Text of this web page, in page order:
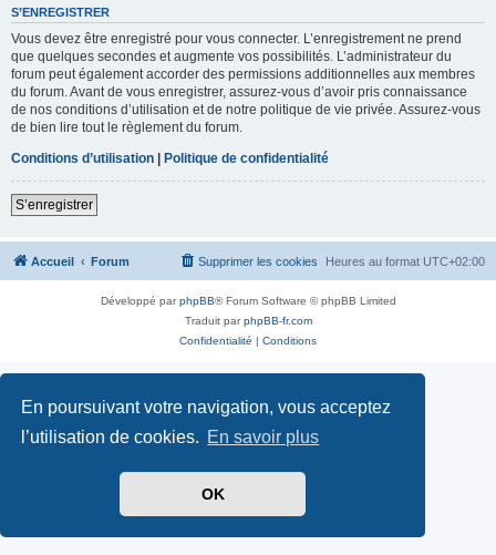
En poursuivant votre navigation, vous acceptez
l’utilisation de cookies. En savoir plus
OK
S’ENREGISTRER
Vous devez être enregistré pour vous connecter. L’enregistrement ne prend
que quelques secondes et augmente vos possibilités. L’administrateur du
forum peut également accorder des permissions additionnelles aux membres
du forum. Avant de vous enregistrer, assurez-vous d’avoir pris connaissance
de nos conditions d’utilisation et de notre politique de vie privée. Assurez-vous
de bien lire tout le règlement du forum.
Conditions d’utilisation | Politique de confidentialité
S’enregistrer
Accueil Forum Heures au format UTC+02:00
Supprimer les cookies
Développé parphpBB® Forum Software © phpBB Limited
Traduit parphpBB-fr.com
Confidentialité | Conditions